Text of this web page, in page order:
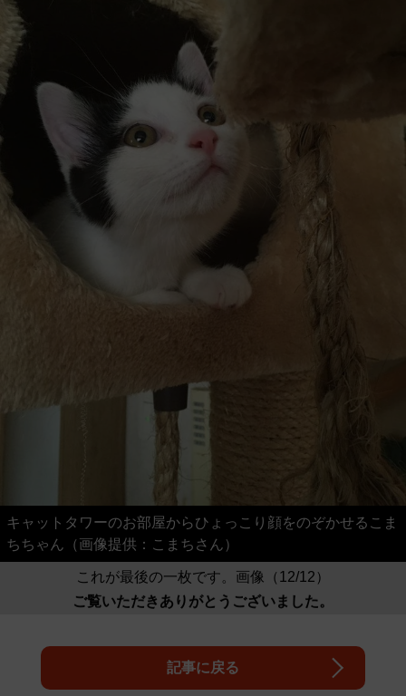
キャットタワーのお部屋からひょっこり顔をのぞかせるこま
ちちゃん（画像提供：こまちさん）
これが最後の一枚です。画像（12/12）
ご覧いただきありがとうございました。
記事に戻る